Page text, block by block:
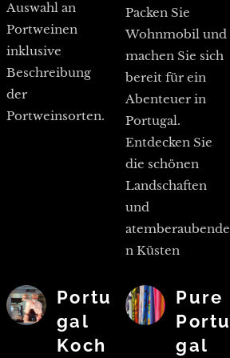
Auswahl an
Portweinen
inklusive
Beschreibung
der
Portweinsorten.
Packen Sie
Wohnmobil und
machen Sie sich
bereit für ein
Abenteuer in
Portugal.
Entdecken Sie
die schönen
Landschaften
und
atemberaubende
n Küsten
Portu
gal
Koch
Pure
Portu
gal